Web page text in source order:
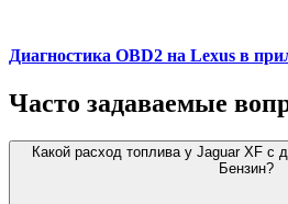
Диагностика OBD2 на Lexus в
Часто задаваемые
Какой расход топлива у Jaguar XF с
Бензин?